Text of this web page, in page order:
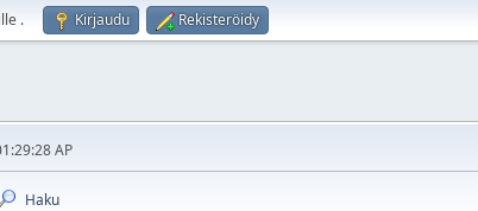
. Kirjaudu Rekisteröidy
AP
Haku